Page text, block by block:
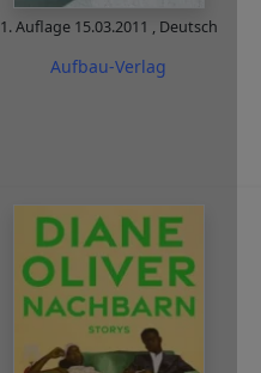
1. Auflage 15.03.2011 , Deutsch
Aufbau-Verlag